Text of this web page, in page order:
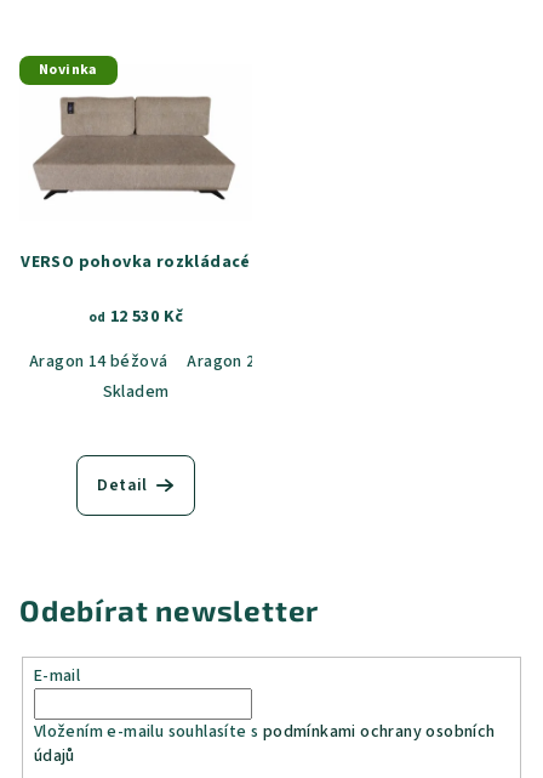
Novinka
VERSO pohovka rozkládacé
od 12 530 Kč
Aragon 14 béžová
Aragon 20 běžovo-šedý melír
Skladem
Detail
Odebírat newsletter
E-mail
Vložením e-mailu souhlasíte s podmínkami ochrany osobních
údajů